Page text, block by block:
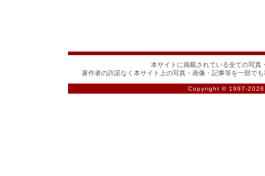
本サイトに掲載されている全ての写真
著作者の許諾なく本サイト上の写真・画像・記事等を一部で
Copyright © 1997-